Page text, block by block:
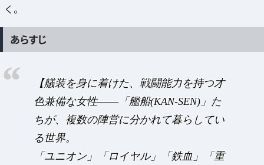
く。
あらすじ
【艤装を身に着けた、戦闘能力を持つ才
色兼備な女性――「艦船(KAN-SEN)」た
ちが、複数の陣営に分かれて暮らしてい
る世界。
「ユニオン」「ロイヤル」「鉄血」「重